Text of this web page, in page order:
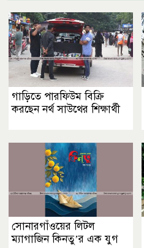
গাড়িতে পারফিউম বিক্রি
করছেন নর্থ সাউথের শিক্ষার্থী
সোনারগাঁওয়ের লিটল
ম্যাগাজিন কিনতু’র এক যুগ